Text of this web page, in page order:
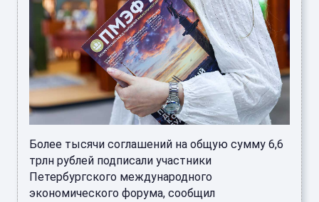
Более тысячи соглашений на общую сумму 6,6
трлн рублей подписали участники
Петербургского международного
экономического форума, сообщил